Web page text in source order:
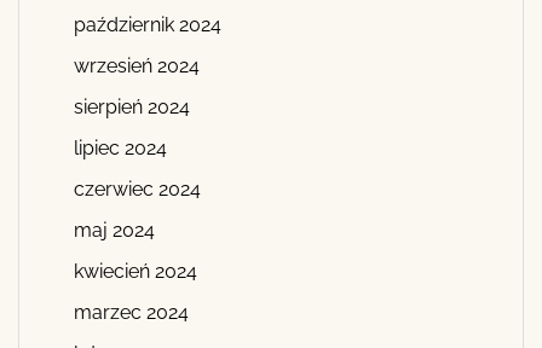
październik 2024
wrzesień 2024
sierpień 2024
lipiec 2024
czerwiec 2024
maj 2024
kwiecień 2024
marzec 2024